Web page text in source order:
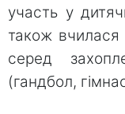
участь у
також вчилася
серед
(гандбол,